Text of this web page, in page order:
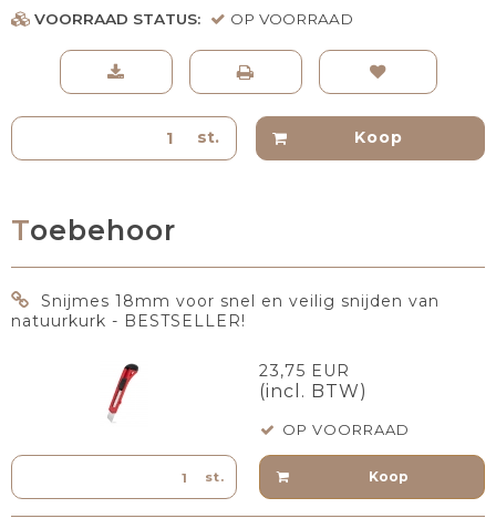
VOORRAAD STATUS:
OP VOORRAAD
st. Koop
Toebehoor
Snijmes 18mm voor snel en veilig snijden van
natuurkurk - BESTSELLER!
23,75 EUR
(incl. BTW)
OP VOORRAAD
st. Koop